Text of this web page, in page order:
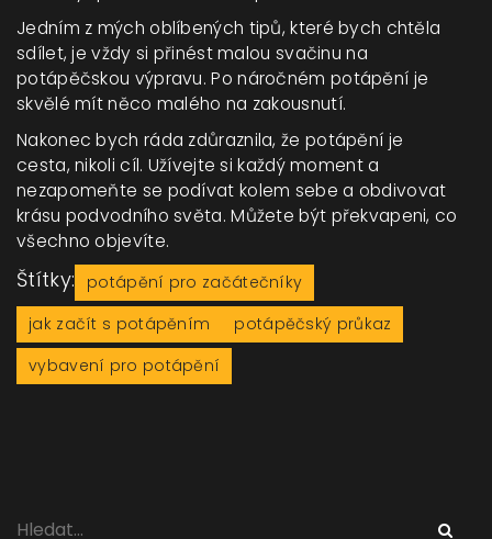
Jedním z mých oblíbených tipů, které bych chtěla
sdílet, je vždy si přinést malou svačinu na
potápěčskou výpravu. Po náročném potápění je
skvělé mít něco malého na zakousnutí.
Nakonec bych ráda zdůraznila, že potápění je
cesta, nikoli cíl. Užívejte si každý moment a
nezapomeňte se podívat kolem sebe a obdivovat
krásu podvodního světa. Můžete být překvapeni, co
všechno objevíte.
Štítky:
potápění pro začátečníky
jak začít s potápěním
potápěčský průkaz
vybavení pro potápění